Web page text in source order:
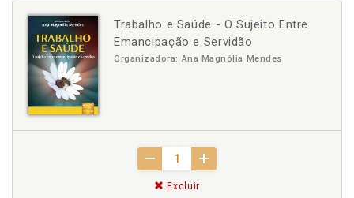
Trabalho e Saúde - O Sujeito Entre
Emancipação e Servidão
Organizadora: Ana Magnólia Mendes
Excluir